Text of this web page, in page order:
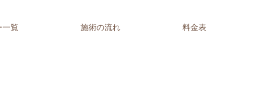
一覧 施術の流れ 料金表